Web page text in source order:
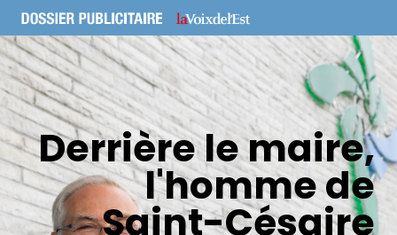
Derrière le maire,
l'homme de
Saint-Césaire